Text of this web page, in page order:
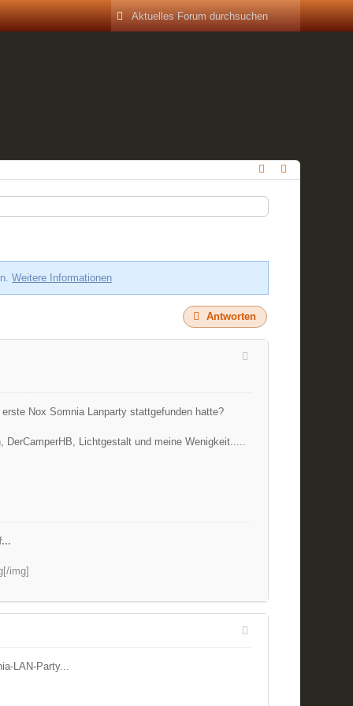
Weitere Informationen
Antworten
Nox Somnia Lanparty stattgefunden hatte?
DerCamperHB, Lichtgestalt und meine Wenigkeit.....
img]
LAN-Party...